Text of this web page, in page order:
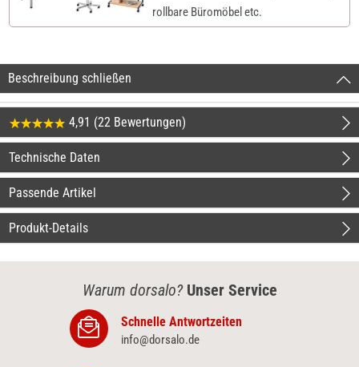
rollbare Büromöbel etc.
Beschreibung schließen
4,91 (22 Bewertungen)
Technische Daten
Passende Artikel
Produkt-Details
Warum dorsalo? Unser Service
Schnelle Antwortzeiten
info@dorsalo.de